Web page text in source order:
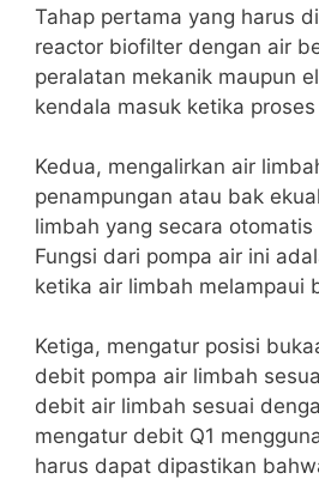
Tahap pertama yang harus
reactor biofilter dengan air
peralatan mekanik maupun
kendala masuk ketika
Kedua, mengalirkan air
penampungan atau bak
limbah yang secara
Fungsi dari pompa air ini
ketika air limbah melampaui
Ketiga, mengatur posisi
debit pompa air limbah
debit air limbah sesuai
mengatur debit Q1
harus dapat dipastikan